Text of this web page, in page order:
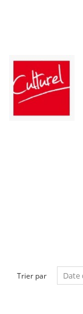
Trier par